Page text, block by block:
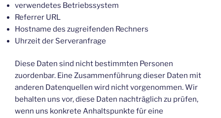
verwendetes Betriebssystem
Referrer URL
Hostname des zugreifenden Rechners
Uhrzeit der Serveranfrage
Diese Daten sind nicht bestimmten Personen
zuordenbar. Eine Zusammenführung dieser Daten mit
anderen Datenquellen wird nicht vorgenommen. Wir
behalten uns vor, diese Daten nachträglich zu prüfen,
wenn uns konkrete Anhaltspunkte für eine